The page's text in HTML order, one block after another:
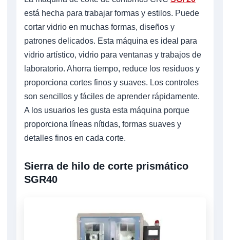
está hecha para trabajar formas y estilos. Puede
cortar vidrio en muchas formas, diseños y
patrones delicados. Esta máquina es ideal para
vidrio artístico, vidrio para ventanas y trabajos de
laboratorio. Ahorra tiempo, reduce los residuos y
proporciona cortes finos y suaves. Los controles
son sencillos y fáciles de aprender rápidamente.
A los usuarios les gusta esta máquina porque
proporciona líneas nítidas, formas suaves y
detalles finos en cada corte.
Sierra de hilo de corte prismático
SGR40